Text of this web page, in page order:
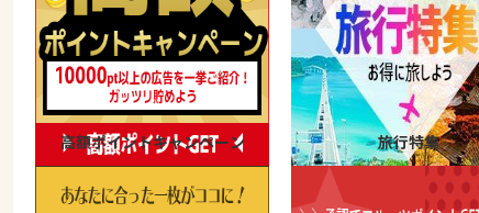
高額ポイントキャンペーン 旅行特集